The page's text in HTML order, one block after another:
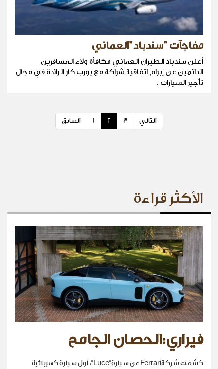
مفاجآت "سندباد"العماني
أعلن سندباد الطيران العماني مكافأة ولاء المسافرين
الدائمين عن إبرام اتفاقية شراكة مع يورب كار الرائدة في مجال
تأجير السيارات .
السابق 1 2 3 التالي
الأكثر قراءة
فيراري:الحصان الجامح
كشفت شركةFerrari عن سيارة“Luce”، أول سيارة كهربائية